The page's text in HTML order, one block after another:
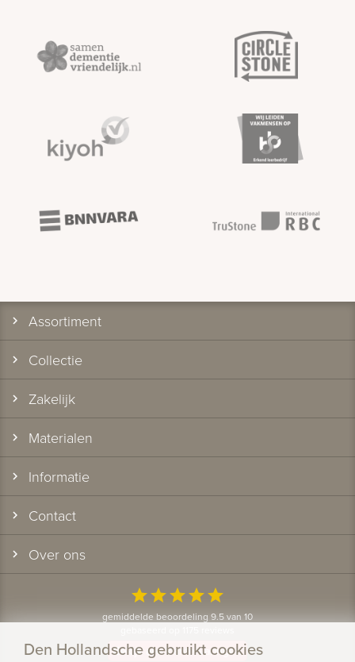
Assortiment
Collectie
Zakelijk
Materialen
Informatie
Contact
Over ons
starstarstarstarstar
gemiddelde beoordeling 9.5 van 10
Bekijk alle klantervaringen
Den Hollandsche gebruikt cookies